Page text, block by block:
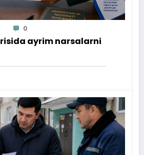
0
ayrim narsalarni